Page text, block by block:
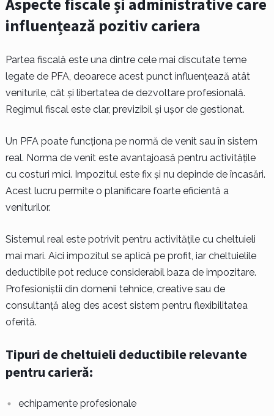
influențează pozitiv cariera
Partea fiscală este una dintre cele mai discutate teme
legate de PFA, deoarece acest punct influențează atât
veniturile, cât și libertatea de dezvoltare profesională.
Regimul fiscal este clar, previzibil și ușor de gestionat.
Un PFA poate funcționa pe normă de venit sau în sistem
real. Norma de venit este avantajoasă pentru activitățile
cu costuri mici. Impozitul este fix și nu depinde de încasări.
Acest lucru permite o planificare foarte eficientă a
veniturilor.
Sistemul real este potrivit pentru activitățile cu cheltuieli
mai mari. Aici impozitul se aplică pe profit, iar cheltuielile
deductibile pot reduce considerabil baza de impozitare.
Profesioniștii din domenii tehnice, creative sau de
consultanță aleg des acest sistem pentru flexibilitatea
oferită.
Tipuri de cheltuieli deductibile relevante
pentru carieră:
echipamente profesionale